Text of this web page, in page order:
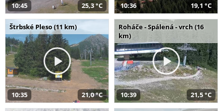
10:45 25,3 °C 10:36 19,1 °C
Štrbské Pleso (11 km)
10:35 21,0 °C
Roháče - Spálená - vrch (16
km)
10:39 21,5 °C